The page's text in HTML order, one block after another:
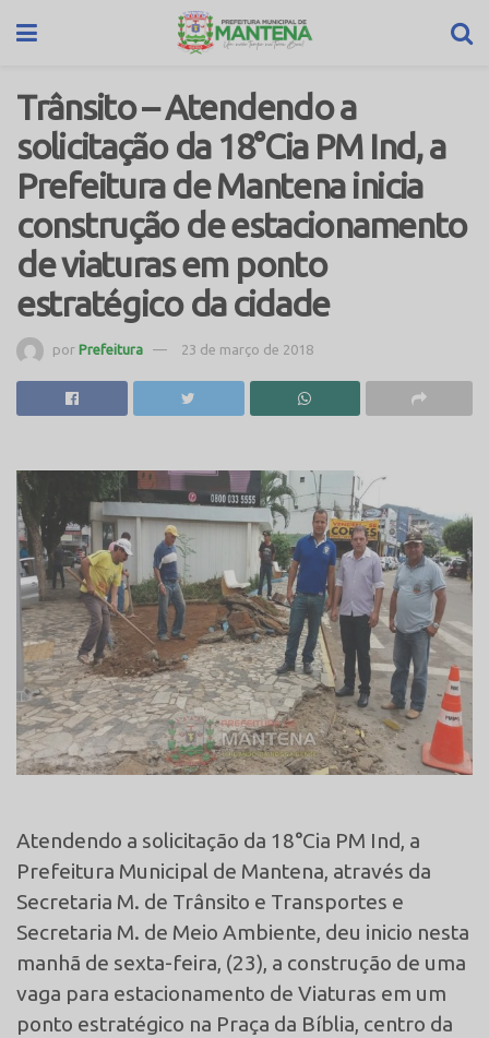
Trânsito – Atendendo a
solicitação da 18°Cia PM Ind, a
Prefeitura de Mantena inicia
construção de estacionamento
de viaturas em ponto
estratégico da cidade
por Prefeitura 23 de março de 2018
Atendendo a solicitação da 18°Cia PM Ind, a
Prefeitura Municipal de Mantena, através da
Secretaria M. de Trânsito e Transportes e
Secretaria M. de Meio Ambiente, deu inicio nesta
manhã de sexta-feira, (23), a construção de uma
vaga para estacionamento de Viaturas em um
ponto estratégico na Praça da Bíblia, centro da